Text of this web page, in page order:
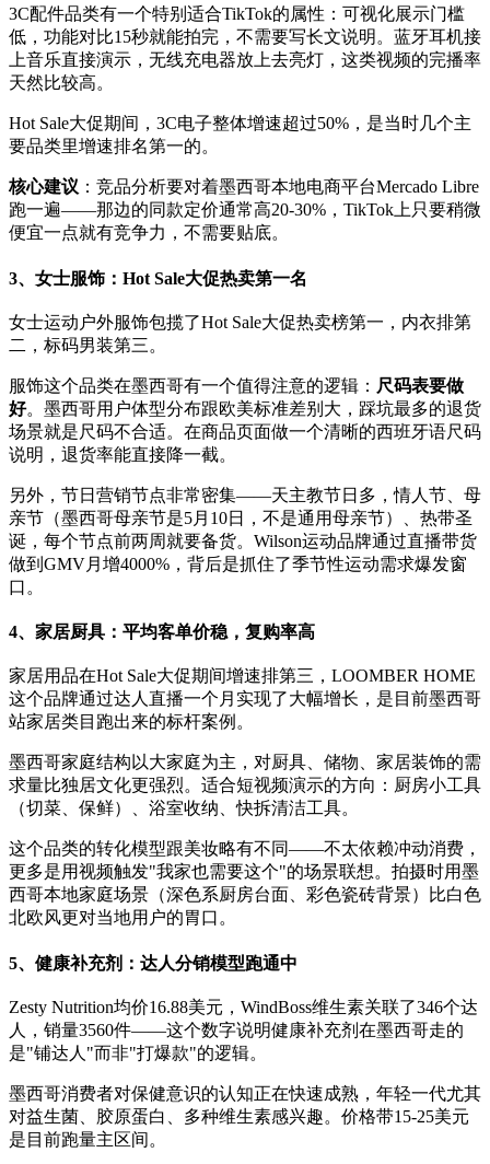
3C配件品类有一个特别适合TikTok的属性：可视化展示门槛
低，功能对比15秒就能拍完，不需要写长文说明。蓝牙耳机接
上音乐直接演示，无线充电器放上去亮灯，这类视频的完播率
天然比较高。
Hot Sale大促期间，3C电子整体增速超过50%，是当时几个主
要品类里增速排名第一的。
核心建议 ：竞品分析要对着墨西哥本地电商平台Mercado Libre
跑一遍——那边的同款定价通常高20-30%，TikTok上只要稍微
便宜一点就有竞争力，不需要贴底。
3、女士服饰：Hot Sale大促热卖第一名
女士运动户外服饰包揽了Hot Sale大促热卖榜第一，内衣排第
二，标码男装第三。
服饰这个品类在墨西哥有一个值得注意的逻辑： 尺码表要做
好。墨西哥用户体型分布跟欧美标准差别大，踩坑最多的退货
场景就是尺码不合适。在商品页面做一个清晰的西班牙语尺码
说明，退货率能直接降一截。
另外，节日营销节点非常密集——天主教节日多，情人节、母
亲节（墨西哥母亲节是5月10日，不是通用母亲节）、热带圣
诞，每个节点前两周就要备货。Wilson运动品牌通过直播带货
做到GMV月增4000%，背后是抓住了季节性运动需求爆发窗
口。
4、家居厨具：平均客单价稳，复购率高
家居用品在Hot Sale大促期间增速排第三，LOOMBER HOME
这个品牌通过达人直播一个月实现了大幅增长，是目前墨西哥
站家居类目跑出来的标杆案例。
墨西哥家庭结构以大家庭为主，对厨具、储物、家居装饰的需
求量比独居文化更强烈。适合短视频演示的方向：厨房小工具
（切菜、保鲜）、浴室收纳、快拆清洁工具。
这个品类的转化模型跟美妆略有不同——不太依赖冲动消费，
更多是用视频触发"我家也需要这个"的场景联想。拍摄时用墨
西哥本地家庭场景（深色系厨房台面、彩色瓷砖背景）比白色
北欧风更对当地用户的胃口。
5、健康补充剂：达人分销模型跑通中
Zesty Nutrition均价16.88美元，WindBoss维生素关联了346个达
人，销量3560件——这个数字说明健康补充剂在墨西哥走的
是"铺达人"而非"打爆款"的逻辑。
墨西哥消费者对保健意识的认知正在快速成熟，年轻一代尤其
对益生菌、胶原蛋白、多种维生素感兴趣。价格带15-25美元
是目前跑量主区间。